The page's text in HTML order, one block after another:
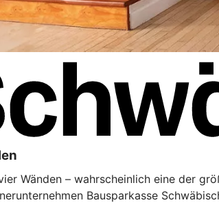
Wänden – wahrscheinlich eine der
Bausparkasse